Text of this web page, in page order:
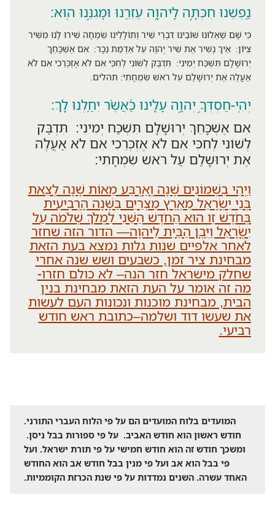
נַ֭פְשֵׁנוּ חִכְּתָ֣ה לַֽיהוָ֑ה עֶזְרֵ֖נוּ וּמָגִנֵּ֣נוּ הֽוּא:
כִּי שָׁם שְׁאֵלוּנוּ שׁוֹבֵינוּ דִּבְרֵי שִׁיר וְתוֹלָלֵינוּ שִׂמְחָה שִׁירוּ לָנוּ מִשִּׁיר
צִיּוֹן: אֵיךְ נָשִׁיר אֶת שִׁיר יְהוָה עַל אַדְמַת נֵכָר: אִם אֶשְׁכָּחֵךְ
יְרוּשָׁלִָם תִּשְׁכַּח יְמִינִי: תִּדְבַּק לְשׁוֹנִי לְחִכִּי אִם לֹא אֶזְכְּרֵכִי אִם לֹא
אַעֲלֶה אֶת יְרוּשָׁלִַם עַל רֹאשׁ שִׂמְחָתִי: תהלים.
יְהִֽי-חַסְדְּךָ֣ יְהוָ֣ה עָלֵ֑ינוּ כַּ֝אֲשֶׁ֗ר יִחַ֥לְנוּ לָֽךְ:
אִם אֶשְׁכָּחֵךְ יְרוּשָׁלִָם תִּשְׁכַּח יְמִינִי: תִּדְבַּק
לְשׁוֹנִי לְחִכִּי אִם לֹא אֶזְכְּרֵכִי אִם לֹא אַעֲלֶה
אֶת יְרוּשָׁלִַם עַל רֹאשׁ שִׂמְחָתִי:
וַיְהִי בִשְׁמוֹנִים שָׁנָה וְאַרְבַּע מֵאוֹת שָׁנָה לְצֵאת
בְּנֵי יִשְׂרָאֵל מֵאֶרֶץ מִצְרַיִם בַּשָּׁנָה הָרְבִיעִית
בְּחֹדֶשׁ זִו הוּא הַחֹדֶשׁ הַשֵּׁנִי לִמְלֹךְ שְׁלֹמֹה עַל
יִשְׂרָאֵל וַיִּבֶן הַבַּיִת לַיהוָה— הדור הזה שחזר
לאחר אלפיים שנות גלות נמצא בעת הזאת
מבחינת ציר זמן, כשבעים ושש שנה אחרי
שחלק מישראל חזר הנה– לא כולם חזרו-
מה זה אומר על העת הזאת מבחינת בנין
הבית, מבחינת מוכנות ונכונות העם לעשות
את שעשו דוד ושלמה–כתובת ראש חודש
רביעי.
המועדים בלוח המועדים הם על פי הלוח העברי התורני.
חודש ראשון הוא חודש האביב. על פי ספורות בבל ניסן.
ומשכך חודש זה הוא חודש חמישי על פי תורת ישראל. ועל
פי בבל הוא אב ועל פי מנין בבל חודש אב הוא החודש
האחד עשרה. השנים נמדדות על פי שנת הכרזת הקוממיות.